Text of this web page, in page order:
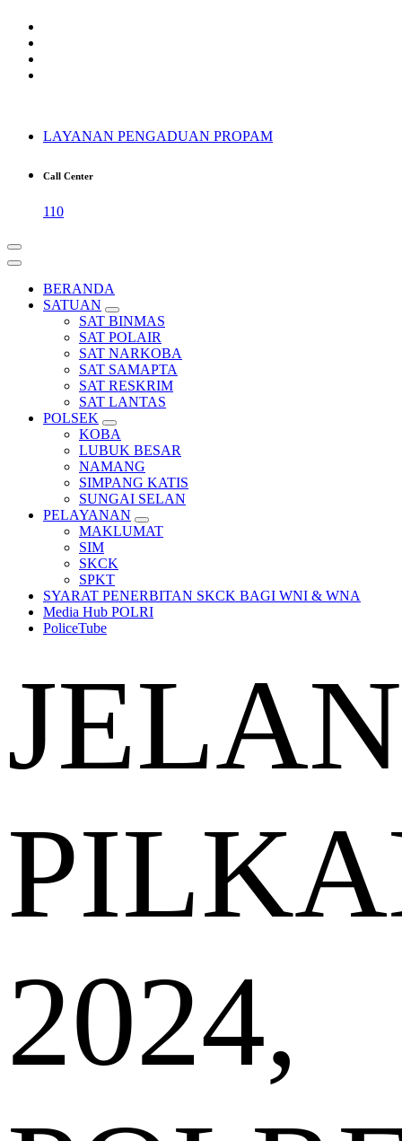
LAYANAN PENGADUAN PROPAM
Call Center
110
BERANDA
SATUAN
SAT BINMAS
SAT POLAIR
SAT NARKOBA
SAT SAMAPTA
SAT RESKRIM
SAT LANTAS
POLSEK
KOBA
LUBUK BESAR
NAMANG
SIMPANG KATIS
SUNGAI SELAN
PELAYANAN
MAKLUMAT
SIM
SKCK
SPKT
SYARAT PENERBITAN SKCK BAGI WNI & WNA
Media Hub POLRI
PoliceTube
2024,